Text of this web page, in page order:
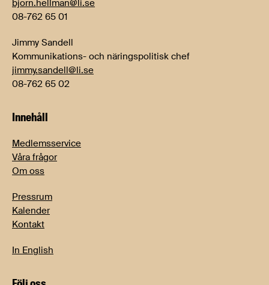
bjorn.hellman@li.se
08-762 65 01
Jimmy Sandell
Kommunikations- och näringspolitisk chef
jimmy.sandell@li.se
08-762 65 02
Innehåll
Medlemsservice
Våra frågor
Om oss
Pressrum
Kalender
Kontakt
In English